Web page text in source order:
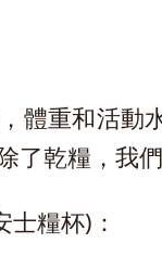
體重和活動
了乾糧，我
糧杯)：